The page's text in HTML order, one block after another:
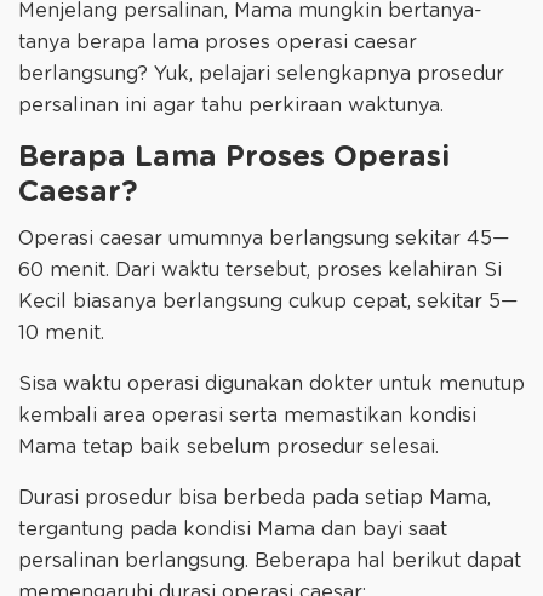
Menjelang persalinan, Mama mungkin bertanya-
tanya berapa lama proses operasi caesar
berlangsung? Yuk, pelajari selengkapnya prosedur
persalinan ini agar tahu perkiraan waktunya.
Berapa Lama Proses Operasi
Caesar?
Operasi caesar umumnya berlangsung sekitar 45—
60 menit. Dari waktu tersebut, proses kelahiran Si
Kecil biasanya berlangsung cukup cepat, sekitar 5—
10 menit.
Sisa waktu operasi digunakan dokter untuk menutup
kembali area operasi serta memastikan kondisi
Mama tetap baik sebelum prosedur selesai.
Durasi prosedur bisa berbeda pada setiap Mama,
tergantung pada kondisi Mama dan bayi saat
persalinan berlangsung. Beberapa hal berikut dapat